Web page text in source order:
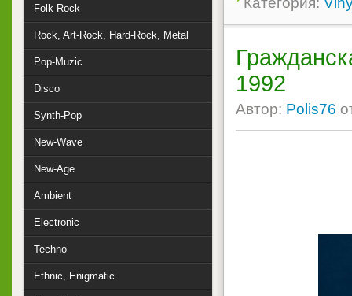
1992
Автор: Polis76
Folk-Rock
Rock, Art-Rock, Hard-Rock, Metal
Pop-Muzic
Disco
Synth-Pop
New-Wave
New-Age
Ambient
Electronic
Techno
Ethnic, Enigmatic